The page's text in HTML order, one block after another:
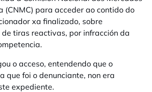
(CNMC) para acceder ao contido do
xa finalizado, sobre
tiras reactivas, por infracción da
o acceso, entendendo que o
que foi o denunciante, non era
expediente.